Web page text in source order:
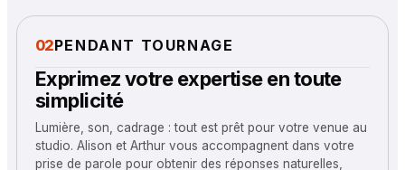
02PENDANT TOURNAGE
Exprimez votre expertise en toute
simplicité
Lumière, son, cadrage : tout est prêt pour votre venue au
studio. Alison et Arthur vous accompagnent dans votre
prise de parole pour obtenir des réponses naturelles,